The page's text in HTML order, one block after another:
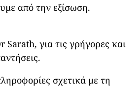
από την εξίσωση.
για τις γρήγορες και
σχετικά με τη